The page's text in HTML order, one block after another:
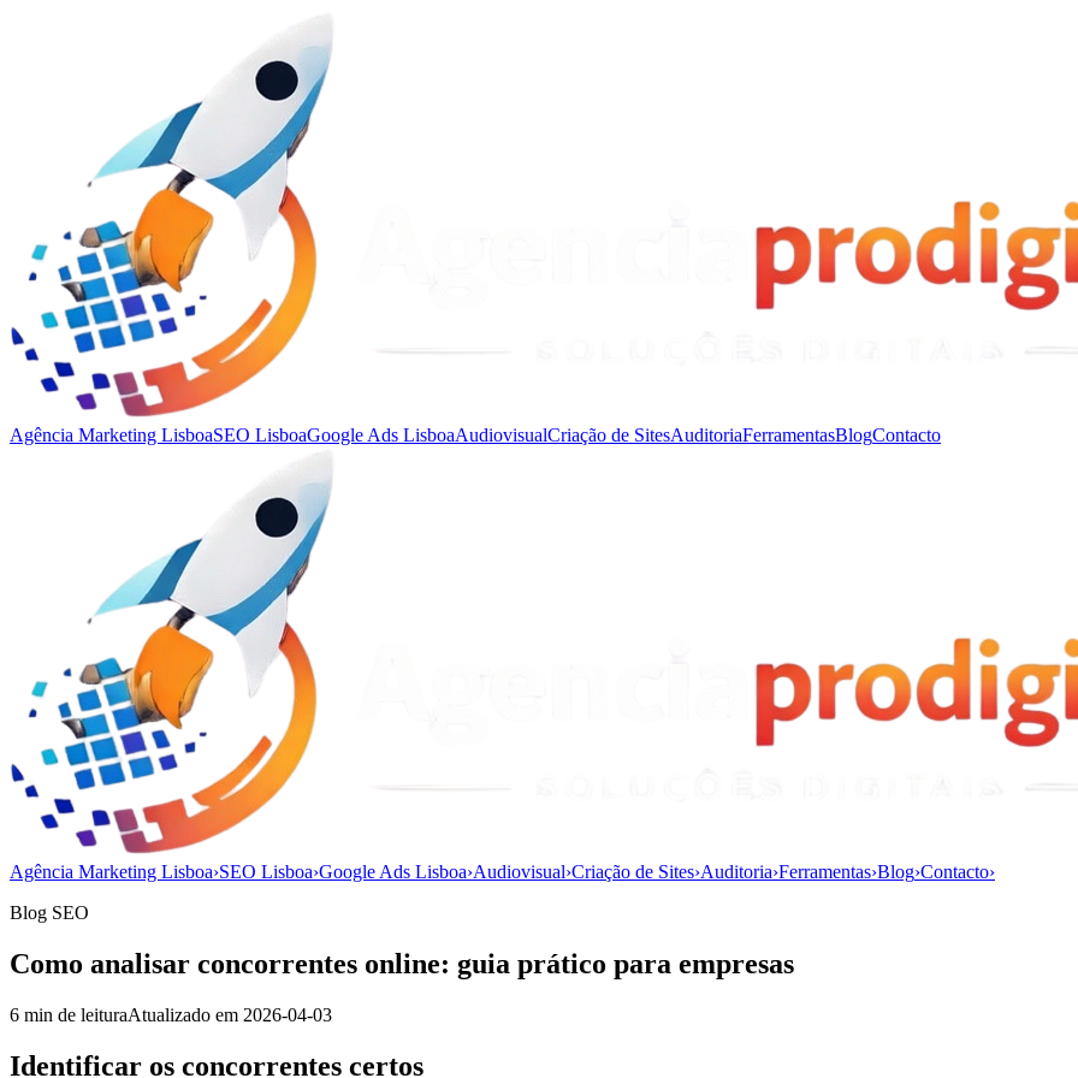
Agência Marketing LisboaSEO LisboaGoogle Ads LisboaAudiovisualCriação de SitesAuditoriaFerramentasBlogContacto
Agência Marketing Lisboa›SEO Lisboa›Google Ads Lisboa›Audiovisual›Criação de Sites›Auditoria›Ferramentas›Blog›Contacto›
Blog SEO
Como analisar concorrentes online: guia prático para empresas
6 min de leituraAtualizado em 2026-04-03
Identificar os concorrentes certos